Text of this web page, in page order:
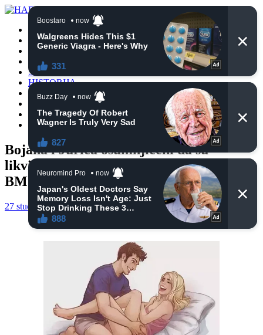
VIJESTI
BIH
TURSKA
SVIJET
HISTORIJA
RELIGIJA
ZANIMLJIVOSTI
CRNA HRONIKA
OBAVIJESTI
Bojana i Jurica osumnjičeni da su
likvidirali Amara Sofića zbog automobila
BMW 3
27 studenoga, 2024 haberhana POČETNA 0